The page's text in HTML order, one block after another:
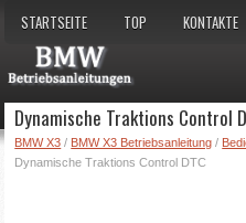
STARTSEITE TOP KONTAKTE
Dynamische Traktions Control
BMW X3 / BMW X3 Betriebsanleitung /
Dynamische Traktions Control DTC